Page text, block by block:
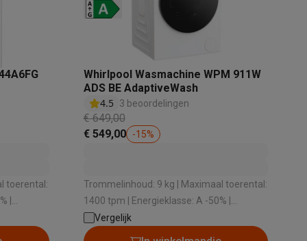
Smartphone gaming controllers
personenweegschalenSlimme elektrische tandenborstels
toerental:
|
|
Whirlpool Wasmachine WPM 911W
ADS BE AdaptiveWash
4.5
3 beoordelingen
€ 649,00
€ 549,00
-15%
Trommelinhoud: 9 kg | Maximaal toerental:
1400 tpm | Energieklasse: A -50% |
Geluidsniveau bij het zwieren: 75 dB |
Dosering wasmiddel: Automatische
Vergelijk